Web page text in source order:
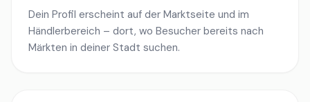
Dein Profil erscheint auf der Marktseite und im
Händlerbereich – dort, wo Besucher bereits nach
Märkten in deiner Stadt suchen.